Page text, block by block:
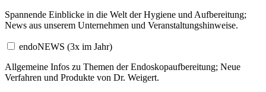
Spannende Einblicke in die Welt der Hygiene und Aufbereitung;
News aus unserem Unternehmen und Veranstaltungshinweise.
endoNEWS (3x im Jahr)
Allgemeine Infos zu Themen der Endoskopaufbereitung; Neue
Verfahren und Produkte von Dr. Weigert.